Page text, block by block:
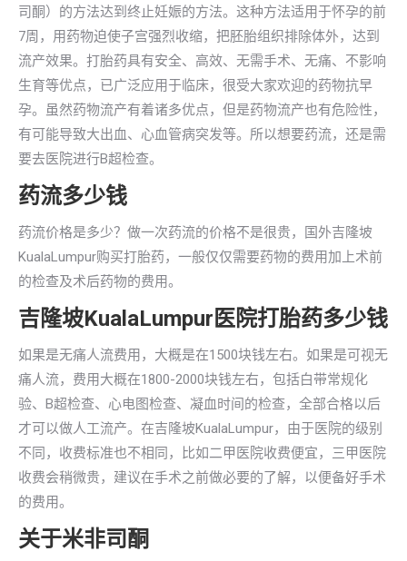
司酮）的方法达到终止妊娠的方法。这种方法适用于怀孕的前
7周，用药物迫使子宫强烈收缩，把胚胎组织排除体外，达到
流产效果。打胎药具有安全、高效、无需手术、无痛、不影响
生育等优点，已广泛应用于临床，很受大家欢迎的药物抗早
孕。虽然药物流产有着诸多优点，但是药物流产也有危险性，
有可能导致大出血、心血管病突发等。所以想要药流，还是需
要去医院进行B超检查。
药流多少钱
药流价格是多少？做一次药流的价格不是很贵，国外吉隆坡
KualaLumpur购买打胎药，一般仅仅需要药物的费用加上术前
的检查及术后药物的费用。
吉隆坡KualaLumpur医院打胎药多少钱
如果是无痛人流费用，大概是在1500块钱左右。如果是可视无
痛人流，费用大概在1800-2000块钱左右，包括白带常规化
验、B超检查、心电图检查、凝血时间的检查，全部合格以后
才可以做人工流产。在吉隆坡KualaLumpur，由于医院的级别
不同，收费标准也不相同，比如二甲医院收费便宜，三甲医院
收费会稍微贵，建议在手术之前做必要的了解，以便备好手术
的费用。
关于米非司酮